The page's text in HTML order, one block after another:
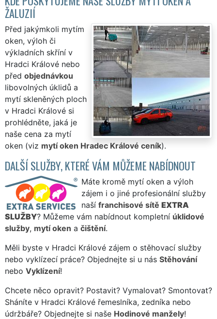
ŽALUZIÍ
Před jakýmkoli mytím
oken, výloh či
výkladních skříní v
Hradci Králové nebo
před objednávkou
libovolných úklidů a
mytí skleněných ploch
v Hradci Králové si
prohlédněte, jaká je
naše cena za mytí
oken (viz mytí oken Hradec Králové ceník).
DALŠÍ SLUŽBY, KTERÉ VÁM MŮŽEME NABÍDNOUT
Máte kromě mytí oken a výloh
zájem i o jiné profesionální služby
naší franchisové sítě EXTRA
SLUŽBY? Můžeme vám nabídnout kompletní úklidové
služby, mytí oken a čištění.
Měli byste v Hradci Králové zájem o stěhovací služby
nebo vyklízecí práce? Objednejte si u nás Stěhování
nebo Vyklízení!
Chcete něco opravit? Postavit? Vymalovat? Smontovat?
Sháníte v Hradci Králové řemeslníka, zedníka nebo
údržbáře? Objednejte si naše Hodinové manžely!